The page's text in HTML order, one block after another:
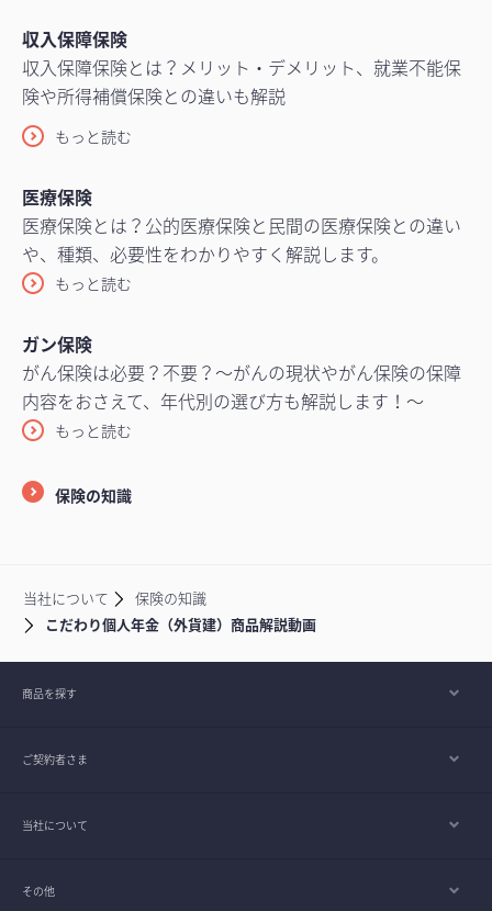
収入保障保険
収入保障保険とは？メリット・デメリット、就業不能保
険や所得補償保険との違いも解説
もっと読む
医療保険
医療保険とは？公的医療保険と民間の医療保険との違い
や、種類、必要性をわかりやすく解説します。
もっと読む
ガン保険
がん保険は必要？不要？～がんの現状やがん保険の保障
内容をおさえて、年代別の選び方も解説します！～
もっと読む
保険の知識
当社について
保険の知識
こだわり個人年金（外貨建）商品解説動画
商品を探す
ご契約者さま
当社について
その他